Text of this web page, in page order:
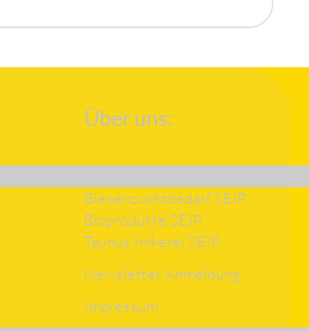
Über uns:
Bienenzuchtbedarf SEIP
Bioprodukte SEIP
Taunus Imkerei SEIP
Newsletter Anmeldung
Impressum